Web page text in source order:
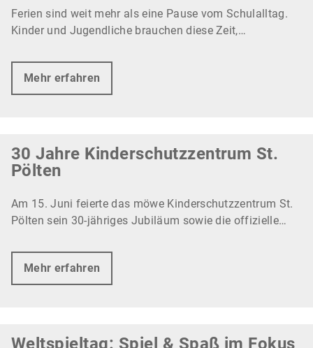
Ferien sind weit mehr als eine Pause vom Schulalltag.
Kinder und Jugendliche brauchen diese Zeit,…
Mehr erfahren
30 Jahre Kinderschutzzentrum St.
Pölten
Am 15. Juni feierte das möwe Kinderschutzzentrum St.
Pölten sein 30-jähriges Jubiläum sowie die offizielle…
Mehr erfahren
Weltspieltag: Spiel & Spaß im Fokus